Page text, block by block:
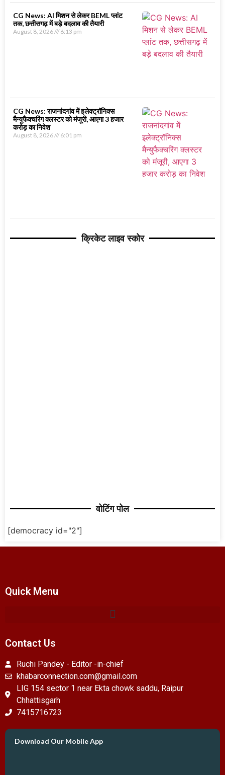
CG News: AI मिशन से लेकर BEML प्लांट
तक, छत्तीसगढ़ में बड़े बदलाव की तैयारी
August 8, 2026 6:13 pm
CG News: राजनांदगांव में इलेक्ट्रॉनिक्स
मैन्युफैक्चरिंग क्लस्टर को मंजूरी, आएगा 3 हजार
करोड़ का निवेश
August 8, 2026 6:01 pm
क्रिकेट लाइव स्कोर
वोटिंग पोल
[democracy id="2"]
Quick Menu
Contact Us
Ruchi Pandey - Editor -in-chief
khabarconnection.com@gmail.com
LIG 154 sector 1 near Ekta chowk saddu, Raipur
Chhattisgarh
7415716723
Download Our Mobile App